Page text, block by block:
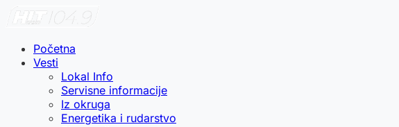
Početna
Vesti
Lokal Info
Servisne informacije
Iz okruga
Energetika i rudarstvo